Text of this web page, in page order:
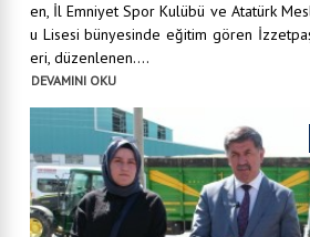
en, İl Emniyet Spor Kulübü ve Atatürk
u Lisesi bünyesinde eğitim gören
eri, düzenlenen....
DEVAMINI OKU